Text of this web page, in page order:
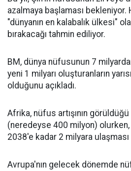
azalmaya başlaması bekleniyor.
"dünyanın en kalabalık ülkesi"
bırakacağı tahmin ediliyor.
BM, dünya nüfusunun 7
yeni 1 milyarı oluşturanların
olduğunu açıkladı.
Afrika, nüfus artışının
(neredeyse 400 milyon)
2038'e kadar 2 milyara
Avrupa'nın gelecek dönemde